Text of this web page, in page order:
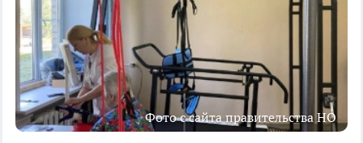
Фото с сайта правительства НО